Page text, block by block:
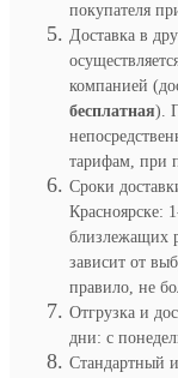
покупателя
Доставка в
компанией
бесплатная).
тарифам, при
Сроки
Красноярске:
близлежащих
зависит от
правило, не
Отгрузка и
дни: с
Стандартный